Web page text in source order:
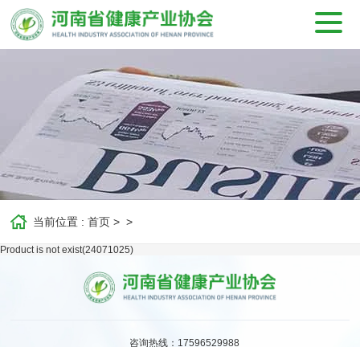
当前位置 :首页 > >
Product is not exist(24071025)
咨询热线：17596529988